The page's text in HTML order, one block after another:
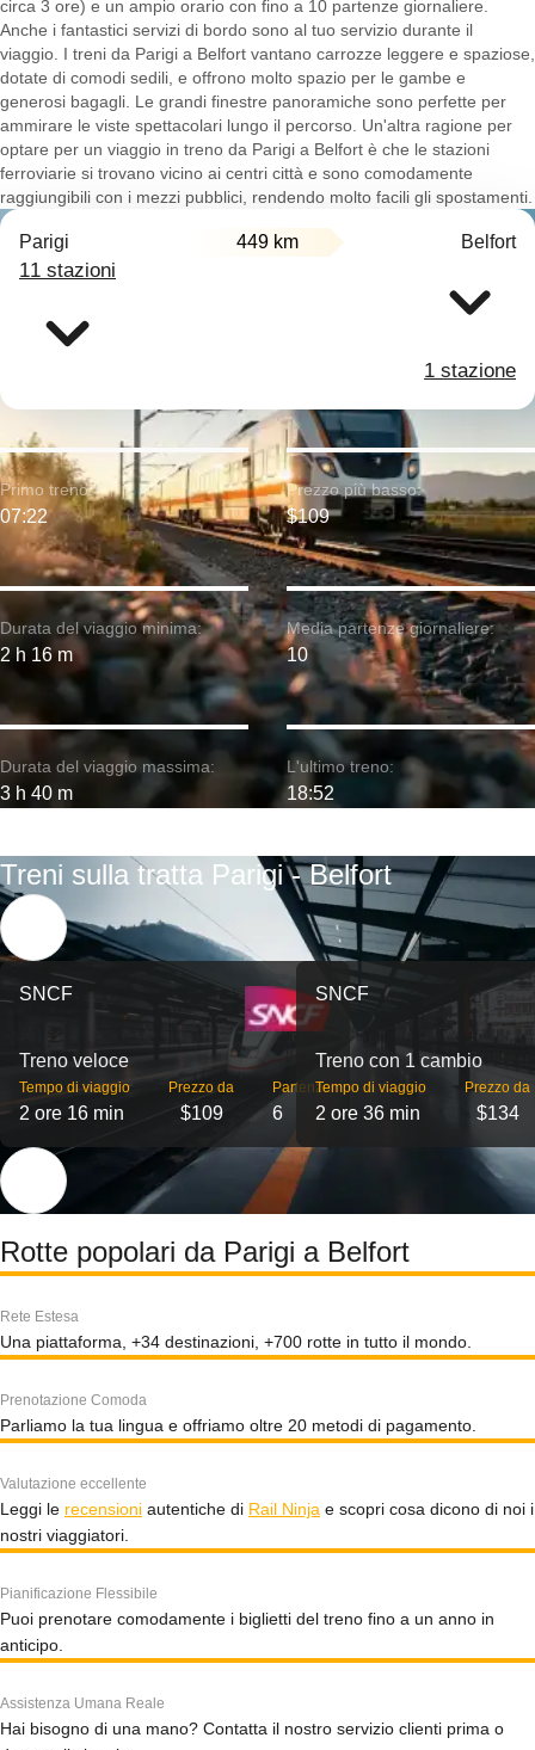
circa 3 ore) e un ampio orario con fino a 10 partenze giornaliere.
Anche i fantastici servizi di bordo sono al tuo servizio durante il
viaggio. I treni da Parigi a Belfort vantano carrozze leggere e spaziose,
dotate di comodi sedili, e offrono molto spazio per le gambe e
generosi bagagli. Le grandi finestre panoramiche sono perfette per
ammirare le viste spettacolari lungo il percorso. Un'altra ragione per
optare per un viaggio in treno da Parigi a Belfort è che le stazioni
ferroviarie si trovano vicino ai centri città e sono comodamente
raggiungibili con i mezzi pubblici, rendendo molto facili gli spostamenti.
Parigi 449 km Belfort
11 stazioni
1 stazione
Durata del viaggio minima:
2 h 16 m
Primo treno:
07:22
Durata del viaggio massima:
3 h 40 m
Prezzo più basso:
$109
Media partenze giornaliere:
10
L'ultimo treno:
18:52
Treni sulla tratta Parigi - Belfort
SNCF
Treno veloce
Tempo di viaggio
2 ore 16 min
Prezzo da
$109
Partenze
6
SNCF
Treno con 1 cambio
Tempo di viaggio
2 ore 36 min
Prezzo da
$134
Rotte popolari da Parigi a Belfort
Rete Estesa
Una piattaforma, +34 destinazioni, +700 rotte in tutto il mondo.
Prenotazione Comoda
Parliamo la tua lingua e offriamo oltre 20 metodi di pagamento.
Valutazione eccellente
Leggi le recensioni autentiche di Rail Ninja e scopri cosa dicono di noi i
nostri viaggiatori.
Pianificazione Flessibile
Puoi prenotare comodamente i biglietti del treno fino a un anno in
anticipo.
Assistenza Umana Reale
Hai bisogno di una mano? Contatta il nostro servizio clienti prima o